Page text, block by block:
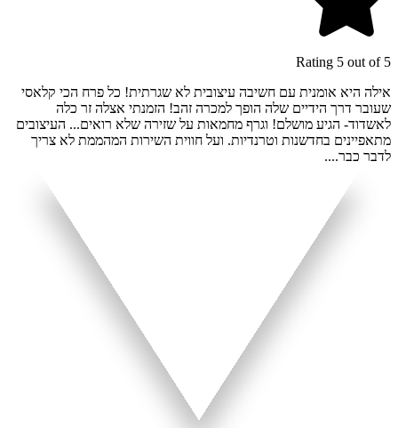
Rating 5 out of 5
אילה היא אומנית עם חשיבה עיצובית לא שגרתית! כל פרח הכי קלאסי
שעובר דרך הידיים שלה הופך למכרה זהב! הזמנתי אצלה זר כלה
לאשדוד- הגיע מושלם! וגרף מחמאות על שזירה שלא רואים... העיצובים
מתאפיינים בחדשנות וטרנדיות. ועל חווית השירות המהממת לא צריך
לדבר כבר....